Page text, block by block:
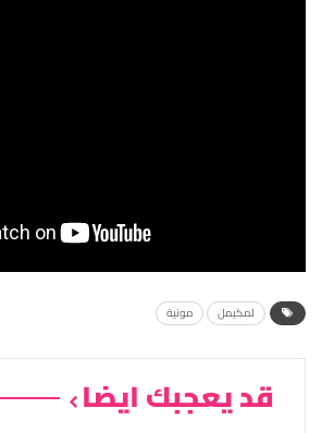
لمكيمل مونية
قد يعجبك ايضا